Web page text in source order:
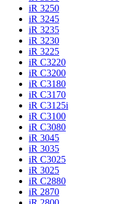
iR 3250
iR 3245
iR 3235
iR 3230
iR 3225
iR C3220
iR C3200
iR C3180
iR C3170
iR C3125i
iR C3100
iR C3080
iR 3045
iR 3035
iR C3025
iR 3025
iR C2880
iR 2870